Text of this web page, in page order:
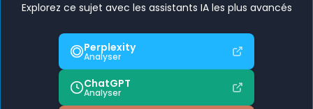
Explorez ce sujet avec les assistants IA les plus avancés
Perplexity
Analyser
ChatGPT
Analyser